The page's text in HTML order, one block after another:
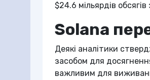
$24.6 мільярдів обсягів
Solana
Деякі аналітики
засобом для
важливим для